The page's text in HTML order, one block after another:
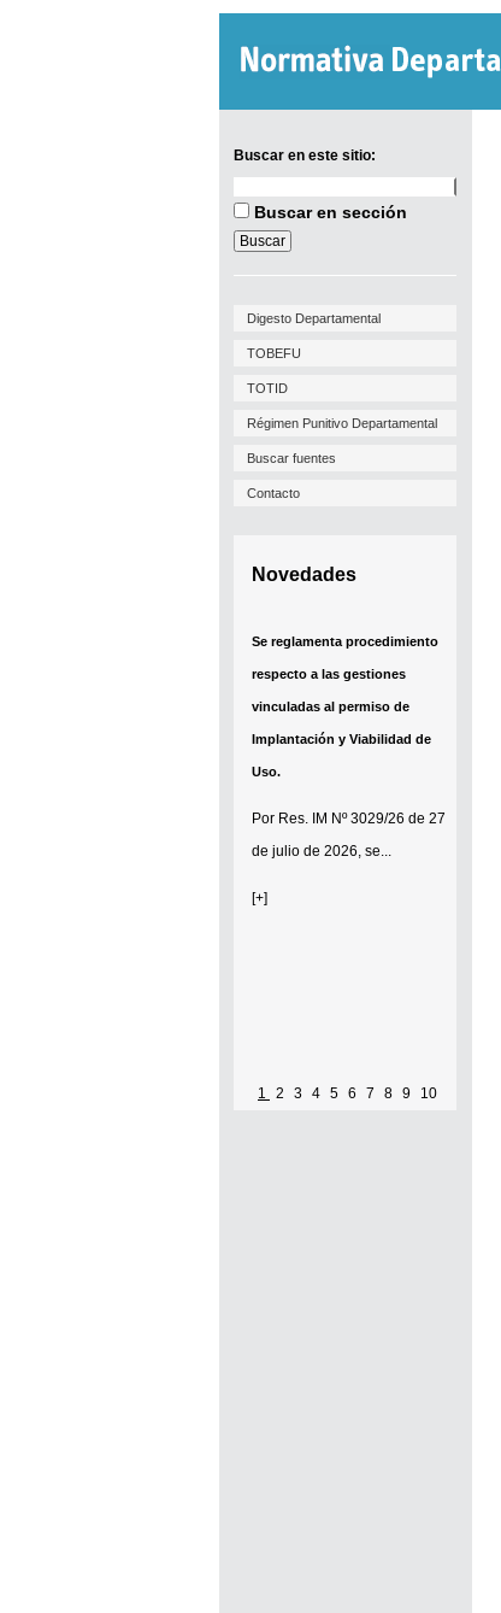
Buscar en este sitio:
en
sitio:
Buscar en sección
Digesto Departamental
TOBEFU
TOTID
Régimen Punitivo Departamental
Buscar fuentes
Contacto
Novedades
Se establece que estarán
exonerados del pago de tasas y
sellados los establecimientos
que soliciten el reconocimiento
como Espacio Cultural
Por...
[+]
1 2 3 4 5 6 7 8 9 10